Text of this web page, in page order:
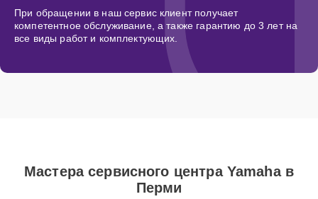
При обращении в наш сервис клиент получает
компетентное обслуживание, а также гарантию до 3 лет на
все виды работ и комплектующих.
Мастера сервисного центра Yamaha в
Перми